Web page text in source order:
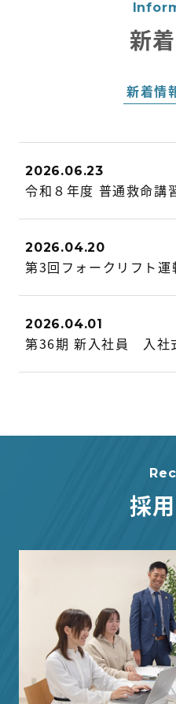
新
新着情
2026.06.23
令和８年度 普通救命講
2026.04.20
第3回フォークリフト運
2026.04.01
第36期 新入社員 入社
採